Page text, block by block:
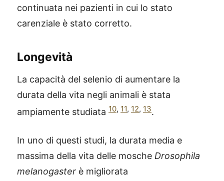
continuata nei pazienti in cui lo stato
carenziale è stato corretto.
Longevità
La capacità del selenio di aumentare la
durata della vita negli animali è stata
ampiamente studiata 10, 11, 12, 13.
In uno di questi studi, la durata media e
massima della vita delle mosche Drosophila
melanogaster è migliorata